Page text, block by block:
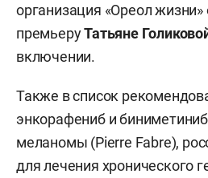
организация «Ореол
премьеруТатьяне
включении.
Также в список
энкорафениб и
меланомы (Pierre Fabre),
для лечения хронического